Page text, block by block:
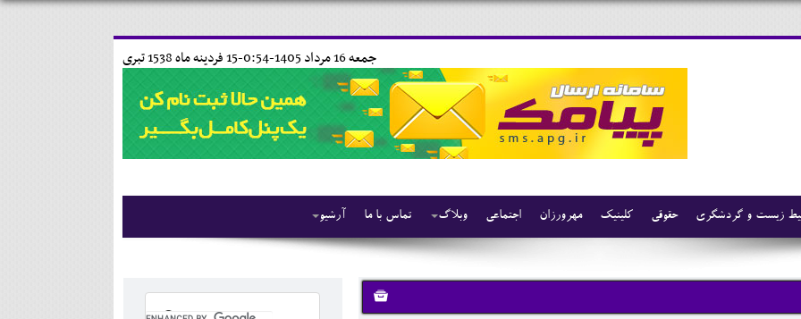
15 فردينه ماه 1538 تبری جمعه 16 مرداد 1405-0:54-
آرشیو تماس با ما وبلاگ اجتماعی مهرورزان کلینیک حقوقی زیست و گردشگری